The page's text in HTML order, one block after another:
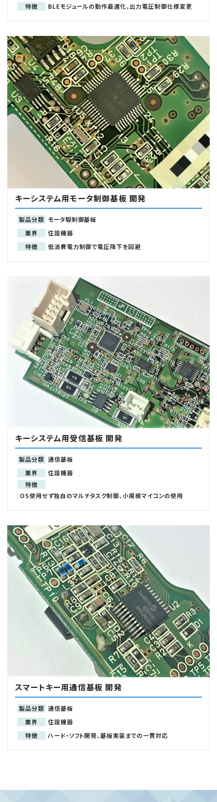
特徴 BLEモジュールの動作最適化、出力電圧制御仕様変更
キーシステム用モータ制御基板 開発
製品分類 モータ駆制御基板
業界
住設機器
特徴
低消費電力制御で電圧降下を回避
キーシステム用受信基板 開発
製品分類 通信基板
業界
住設機器
特徴
OS使用せず独自のマルチタスク制御、小規模マイコンの使用
スマートキー用通信基板 開発
製品分類 通信基板
業界
住設機器
特徴
ハード・ソフト開発、基板実装までの一貫対応